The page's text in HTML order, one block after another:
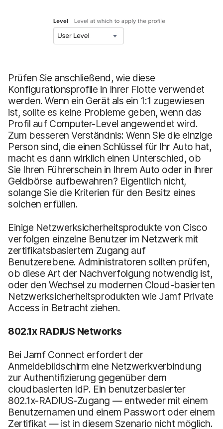
Prüfen Sie anschließend, wie diese
Konfigurationsprofile in Ihrer Flotte verwendet
werden. Wenn ein Gerät als ein 1:1 zugewiesen
ist, sollte es keine Probleme geben, wenn das
Profil auf Computer-Level angewendet wird.
Zum besseren Verständnis: Wenn Sie die einzige
Person sind, die einen Schlüssel für Ihr Auto hat,
macht es dann wirklich einen Unterschied, ob
Sie Ihren Führerschein in Ihrem Auto oder in Ihrer
Geldbörse aufbewahren? Eigentlich nicht,
solange Sie die Kriterien für den Besitz eines
solchen erfüllen.
Einige Netzwerksicherheitsprodukte von Cisco
verfolgen einzelne Benutzer im Netzwerk mit
zertifikatsbasiertem Zugang auf
Benutzerebene. Administratoren sollten prüfen,
ob diese Art der Nachverfolgung notwendig ist,
oder den Wechsel zu modernen Cloud-basierten
Netzwerksicherheitsprodukten wie Jamf Private
Access in Betracht ziehen.
802.1x RADIUS Networks
Bei Jamf Connect erfordert der
Anmeldebildschirm eine Netzwerkverbindung
zur Authentifizierung gegenüber dem
cloudbasierten IdP. Ein benutzerbasierter
802.1x-RADIUS-Zugang — entweder mit einem
Benutzernamen und einem Passwort oder einem
Zertifikat — ist in diesem Szenario nicht möglich.